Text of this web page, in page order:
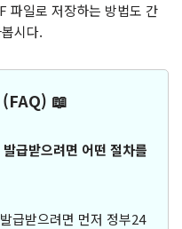
파일로 저장하는 방법도 간
시다.
📖
급받으려면 어떤 절차를
급받으려면 먼저 정부24